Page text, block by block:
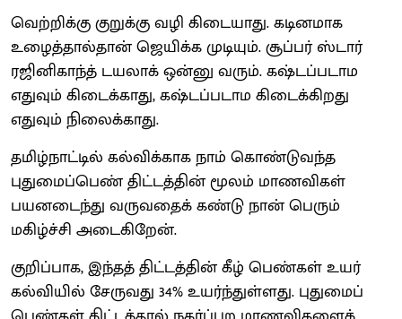
வெற்றிக்கு குறுக்கு வழி கிடையாது. கடினமாக
உழைத்தால்தான் ஜெயிக்க முடியும். சூப்பர் ஸ்டார்
ரஜினிகாந்த் டயலாக் ஒன்னு வரும். கஷ்டப்படாம
எதுவும் கிடைக்காது, கஷ்டப்படாம கிடைக்கிறது
எதுவும் நிலைக்காது.
தமிழ்நாட்டில் கல்விக்காக நாம் கொண்டுவந்த
புதுமைப்பெண் திட்டத்தின் மூலம் மாணவிகள்
பயனடைந்து வருவதைக் கண்டு நான் பெரும்
மகிழ்ச்சி அடைகிறேன்.
குறிப்பாக, இந்தத் திட்டத்தின் கீழ் பெண்கள் உயர்
கல்வியில் சேருவது 34% உயர்ந்துள்ளது. புதுமைப்